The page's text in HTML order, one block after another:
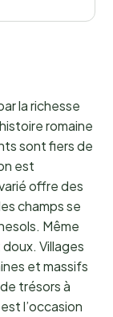
la richesse
romaine
sont fiers de
est
offre des
champs se
Même
Villages
et massifs
trésors à
l’occasion